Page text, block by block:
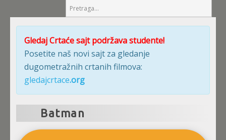
Gledaj Crtaće sajt podržava studente!
Posetite naš novi sajt za gledanje
dugometražnih crtanih filmova:
gledajcrtace.org
Batman